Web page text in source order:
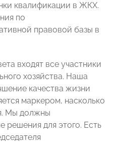
квалификации в ЖКХ.
по
правовой базы в
входят все участники
хозяйства. Наша
качества жизни
маркером, насколько
Мы должны
решения для этого. Есть